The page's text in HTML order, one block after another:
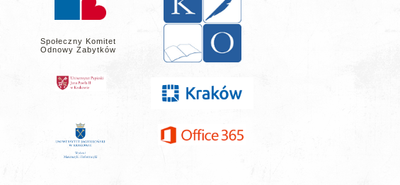
Społeczny Komitet
Odnowy Zabytków